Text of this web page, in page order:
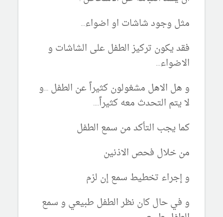
مثل وجود شاشات او اضواء...
فقد يكون تركيز الطفل على الشاشات و
الاضواء...
و هل الاهل مشغولون كثيراً عن الطفل ...و
لا يتم التحدث معه كثيراً....
كما يجب التأكد من سمع الطفل
من خلال فحص الاذنين
و إجراء تخطيط سمع إن لزم
و في حال كان نظر الطفل طبيعي و سمع